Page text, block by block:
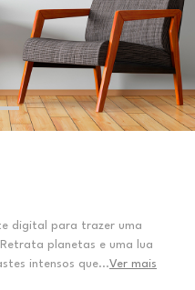
digital para trazer uma
planetas e uma lua
intensos que...Ver mais